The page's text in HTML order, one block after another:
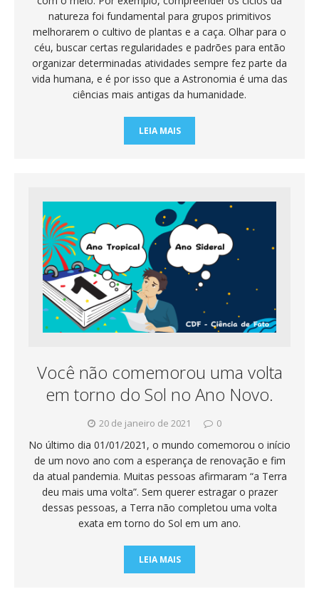
natureza foi fundamental para grupos primitivos
melhorarem o cultivo de plantas e a caça. Olhar para o
céu, buscar certas regularidades e padrões para então
organizar determinadas atividades sempre fez parte da
vida humana, e é por isso que a Astronomia é uma das
ciências mais antigas da humanidade.
LEIA MAIS
Você não comemorou uma volta
em torno do Sol no Ano Novo.
20 de janeiro de 2021 0
No último dia 01/01/2021, o mundo comemorou o início
de um novo ano com a esperança de renovação e fim
da atual pandemia. Muitas pessoas afirmaram “a Terra
deu mais uma volta”. Sem querer estragar o prazer
dessas pessoas, a Terra não completou uma volta
exata em torno do Sol em um ano.
LEIA MAIS